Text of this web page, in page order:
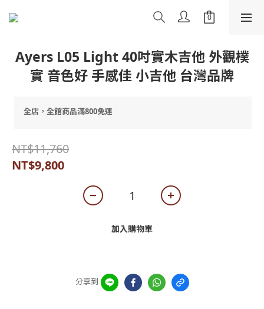
Ayers L05 Light 40吋實木吉他 外觀樸
實 音色好 手感佳 小吉他 台灣品牌
全店，全館商品滿800免運
NT$11,760
NT$9,800
加入購物車
分享到